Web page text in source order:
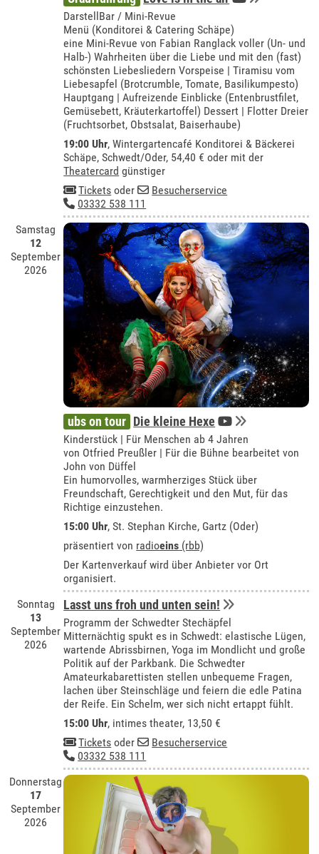
DarstellBar / Mini-Revue
Menü (Konditorei & Catering Schäpe)
eine Mini-Revue von Fabian Ranglack voller (Un- und
Halb-) Wahrheiten über die Liebe und mit den (fast)
schönsten Liebesliedern Vorspeise | Tiramisu vom
Liebesapfel (Brotcrumble, Tomate, Basilikumpesto)
Hauptgang | Aufreizende Einblicke (Entenbrustfilet,
Gemüsebett, Kräuterkartoffel) Dessert | Flotter Dreier
(Fruchtsorbet, Obstsalat, Baiserhaube)
19:00 Uhr,Wintergartencafé Konditorei & Bäckerei
Schäpe, Schwedt/Oder, 54,40 € oder mit der
Theatercard günstiger
Tickets oder
Besucherservice
03332 538 111
Samstag
12
September
2026
ubs on tour Die kleine Hexe
Kinderstück | Für Menschen ab 4 Jahren
von Otfried Preußler | Für die Bühne bearbeitet von
John von Düffel
Ein humorvolles, warmherziges Stück über
Freundschaft, Gerechtigkeit und den Mut, für das
Richtige einzustehen.
15:00 Uhr, St. Stephan Kirche, Gartz (Oder)
präsentiert von radioeins (rbb)
Der Kartenverkauf wird über Anbieter vor Ort
organisiert.
Sonntag
13
September
2026
Lasst uns froh und unten sein!
Programm der Schwedter Stechäpfel
Mitternächtig spukt es in Schwedt: elastische Lügen,
wartende Abrissbirnen, Yoga im Mondlicht und große
Politik auf der Parkbank. Die Schwedter
Amateurkabarettisten stellen unbequeme Fragen,
lachen über Steinschläge und feiern die edle Patina
der Reife. Ein Schelm, wer sich nicht ertappt fühlt.
15:00 Uhr, intimes theater, 13,50 €
Tickets oder
Besucherservice
03332 538 111
Donnerstag
17
September
2026